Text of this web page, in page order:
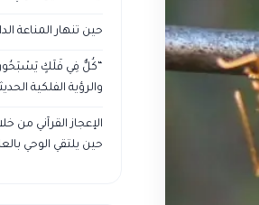
حين تنهار المناعة
“كُلٌّ فِي فَلَكٍ
والرؤية الفلكية
الإعجاز القرآني من
حين يلتقي الوحي